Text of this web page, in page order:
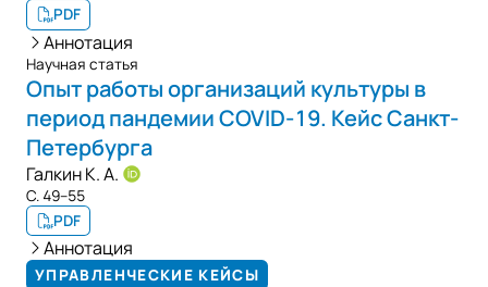
PDF
Аннотация
Научная статья
Опыт работы организаций культуры в
период пандемии COVID-19. Кейс Санкт-
Петербурга
Галкин К. А.
С. 49–55
PDF
Аннотация
УПРАВЛЕНЧЕСКИЕ КЕЙСЫ